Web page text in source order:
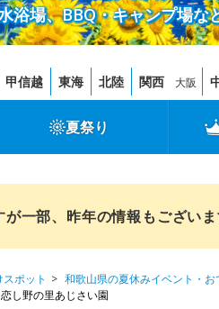
浴場、BBQ・キャンプ場な
甲信越 東海 北陸 関西 大阪
夏祭り
一部、昨年の情報もございま
ポット
和歌山県の夏休みイベント・お
し野の里あじさい園